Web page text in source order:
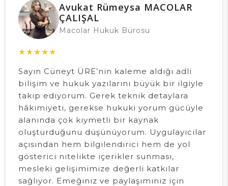
Avukat Rümeysa MACOLAR
ÇALIŞAL
Macolar Hukuk Bürosu
★★★★★
Sayın Cüneyt ÜRE’nin kaleme aldığı adli
bilişim ve hukuk yazılarını büyük bir ilgiyle
takip ediyorum. Gerek teknik detaylara
hâkimiyeti, gerekse hukuki yorum gücüyle
alanında çok kıymetli bir kaynak
oluşturduğunu düşünüyorum. Uygulayıcılar
açısından hem bilgilendirici hem de yol
gösterici nitelikte içerikler sunması,
mesleki gelişimimize değerli katkılar
sağlıyor. Emeğiniz ve paylaşımınız için